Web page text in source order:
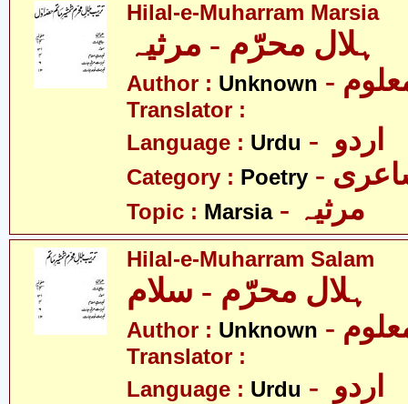
Hilal-e-Muharram Marsia
ہلال محرّم - مرثیہ
Author : Unknown
Translator :
Language : Urdu
Category : Poetry
Topic : Marsia - مرثیہ
Hilal-e-Muharram Salam
ہلال محرّم - سلام
Author : Unknown
Translator :
Language : Urdu